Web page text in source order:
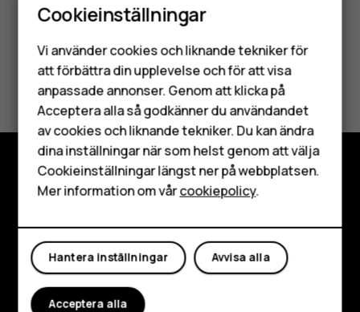
Smartphones
Mobiltelefoner
Tillbehör
HMD Terra M
Surfplattor
Var detta till hjälp?
Ja Nej
Utforska
Om
Planet and people
Kundservice
Cookieinställningar
Vi använder cookies och liknande tekniker för
att förbättra din upplevelse och för att visa
anpassade annonser. Genom att klicka på
Acceptera alla så godkänner du användandet
av cookies och liknande tekniker. Du kan ändra
dina inställningar när som helst genom att välja
Cookieinställningar längst ner på webbplatsen.
Mer information om vårcookiepolicy.
Avvisa alla
Hantera inställningar
Acceptera alla